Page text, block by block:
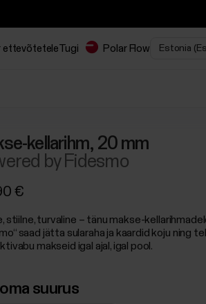
ettevõteteleTugi Polar Flow
kellarihm, 20 mm
by Fidesmo
€
stiilne, turvaline – tänu makse-
saad jätta sularaha ja kaardid koju ning
makseid igal ajal, igal pool.
suurus